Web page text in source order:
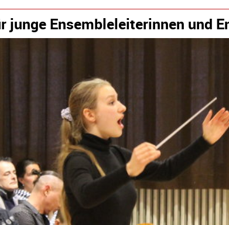
junge Ensembleleiterinnen und